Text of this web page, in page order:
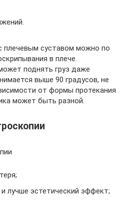
плечевым суставом можно по
в плече.
поднять груз даже
выше 90 градусов, не
от формы протекания
может быть разной.
лучше эстетический эффект;